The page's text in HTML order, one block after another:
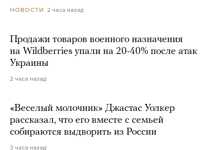
НОВОСТИ 2 часа назад
Продажи товаров военного назначения
на Wildberries упали на 20-40% после атак
Украины
2 часа назад
«Веселый молочник» Джастас Уолкер
рассказал, что его вместе с семьей
собираются выдворить из России
3 часа назад